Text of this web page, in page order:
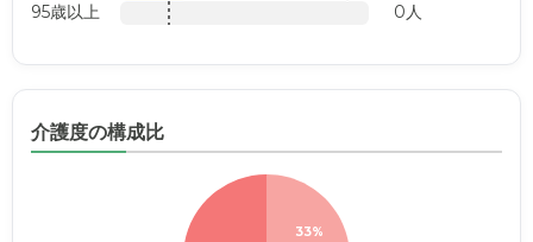
95歳以上
0人
介護度の構成比
33%